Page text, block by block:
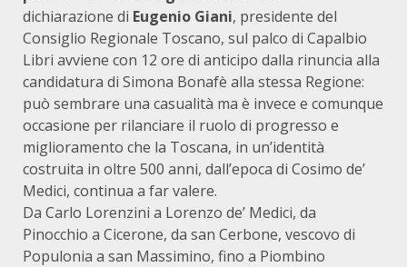
dichiarazione di Eugenio Giani, presidente del
Consiglio Regionale Toscano, sul palco di Capalbio
Libri avviene con 12 ore di anticipo dalla rinuncia alla
candidatura di Simona Bonafè alla stessa Regione:
può sembrare una casualità ma è invece e comunque
occasione per rilanciare il ruolo di progresso e
miglioramento che la Toscana, in un’identità
costruita in oltre 500 anni, dall’epoca di Cosimo de’
Medici, continua a far valere.
Da Carlo Lorenzini a Lorenzo de’ Medici, da
Pinocchio a Cicerone, da san Cerbone, vescovo di
Populonia a san Massimino, fino a Piombino